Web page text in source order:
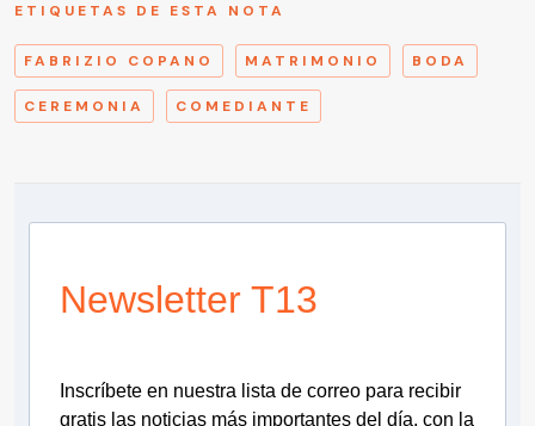
ETIQUETAS DE ESTA NOTA
FABRIZIO COPANO MATRIMONIO BODA
CEREMONIA COMEDIANTE
Newsletter T13
Inscríbete en nuestra lista de correo para recibir
gratis las noticias más importantes del día, con la